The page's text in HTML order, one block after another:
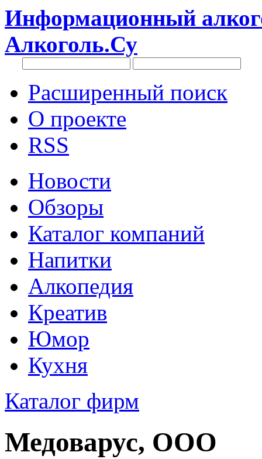
Информационный
Алкоголь.Су
Расширенный поиск
О проекте
RSS
Новости
Обзоры
Каталог компаний
Напитки
Алкопедия
Креатив
Юмор
Кухня
Каталог фирм
Медоварус, ООО